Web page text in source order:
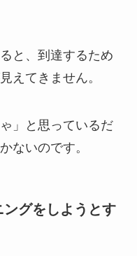
と、到達するため
えてきません。
」と思っているだ
ないのです。
グをしようとす